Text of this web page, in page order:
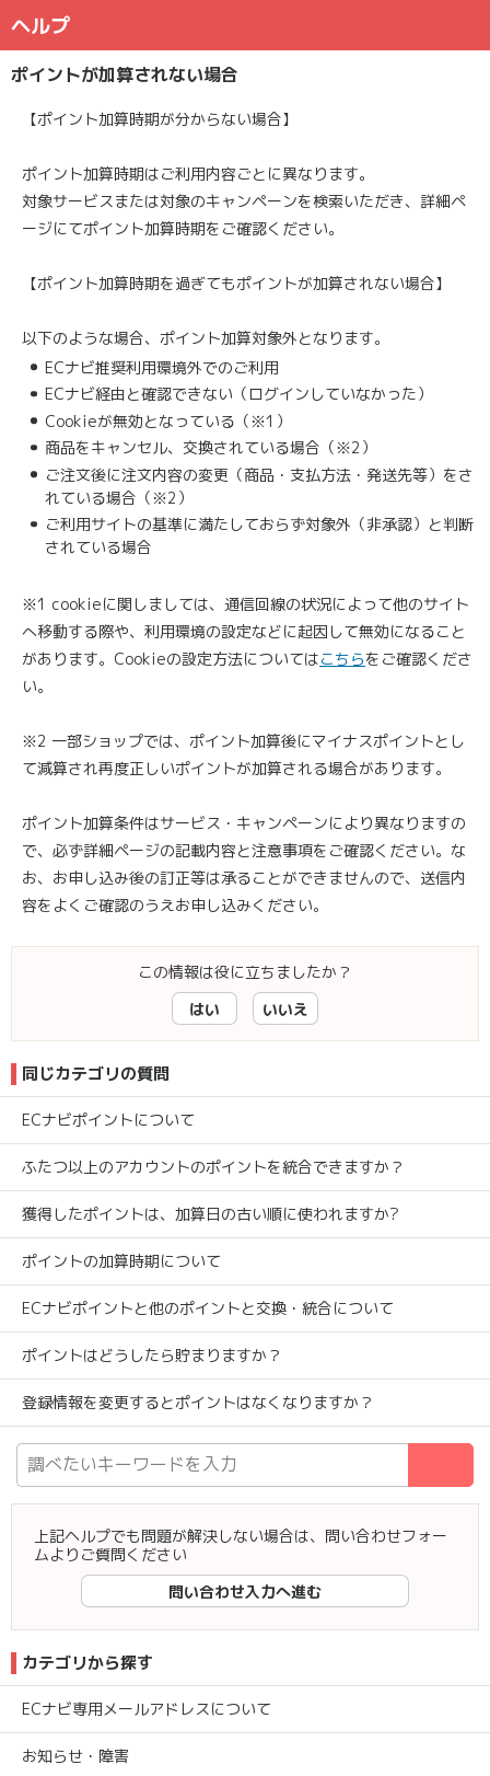
ヘルプ
ポイントが加算されない場合
【ポイント加算時期が分からない場合】
ポイント加算時期はご利用内容ごとに異なります。
対象サービスまたは対象のキャンペーンを検索いただき、詳細ペ
ージにてポイント加算時期をご確認ください。
【ポイント加算時期を過ぎてもポイントが加算されない場合】
以下のような場合、ポイント加算対象外となります。
ECナビ推奨利用環境外でのご利用
ECナビ経由と確認できない（ログインしていなかった）
Cookieが無効となっている（※1）
商品をキャンセル、交換されている場合（※2）
ご注文後に注文内容の変更（商品・支払方法・発送先等）をさ
れている場合（※2）
ご利用サイトの基準に満たしておらず対象外（非承認）と判断
されている場合
※1 cookieに関しましては、通信回線の状況によって他のサイト
へ移動する際や、利用環境の設定などに起因して無効になること
があります。Cookieの設定方法についてはこちらをご確認くださ
い。
※2 一部ショップでは、ポイント加算後にマイナスポイントとし
て減算され再度正しいポイントが加算される場合があります。
ポイント加算条件はサービス・キャンペーンにより異なりますの
で、必ず詳細ページの記載内容と注意事項をご確認ください。な
お、お申し込み後の訂正等は承ることができませんので、送信内
容をよくご確認のうえお申し込みください。
この情報は役に立ちましたか？
はい
いいえ
同じカテゴリの質問
ECナビポイントについて
ふたつ以上のアカウントのポイントを統合できますか？
獲得したポイントは、加算日の古い順に使われますか?
ポイントの加算時期について
ECナビポイントと他のポイントと交換・統合について
ポイントはどうしたら貯まりますか？
登録情報を変更するとポイントはなくなりますか？
上記ヘルプでも問題が解決しない場合は、問い合わせフォー
ムよりご質問ください
問い合わせ入力へ進む
カテゴリから探す
ECナビ専用メールアドレスについて
お知らせ・障害